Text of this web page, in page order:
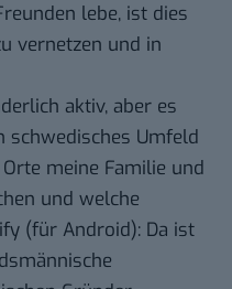
lebe, ist dies
vernetzen und in
aktiv, aber es
schwedisches Umfeld
meine Familie und
und welche
(für Android): Da ist